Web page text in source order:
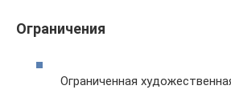
Ограничения
Ограниченная